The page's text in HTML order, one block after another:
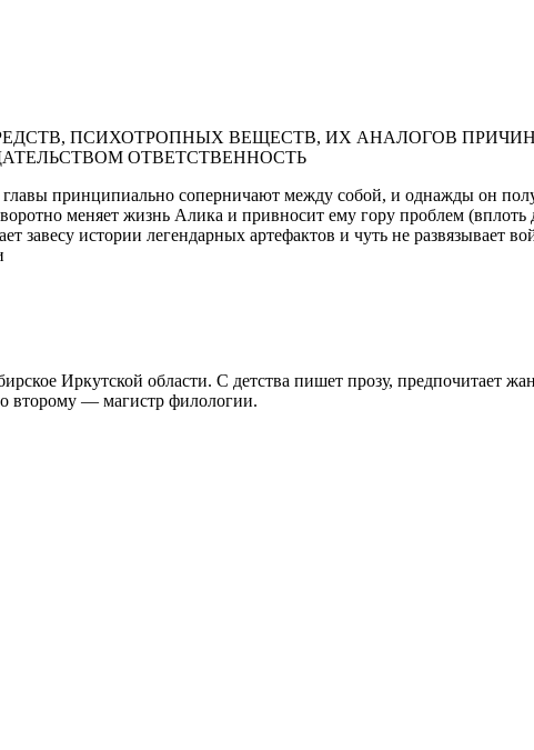
ПСИХОТРОПНЫХ ВЕЩЕСТВ, ИХ АНАЛОГОВ
ОТВЕТСТВЕННОСТЬ
принципиально соперничают между собой, и однажды он
меняет жизнь Алика и привносит ему гору проблем
завесу истории легендарных артефактов и чуть не развязывает
Иркутской области. С детства пишет прозу, предпочитает
второму — магистр филологии.